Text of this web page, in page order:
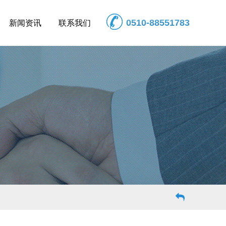
0510-88551783
新闻资讯 联系我们